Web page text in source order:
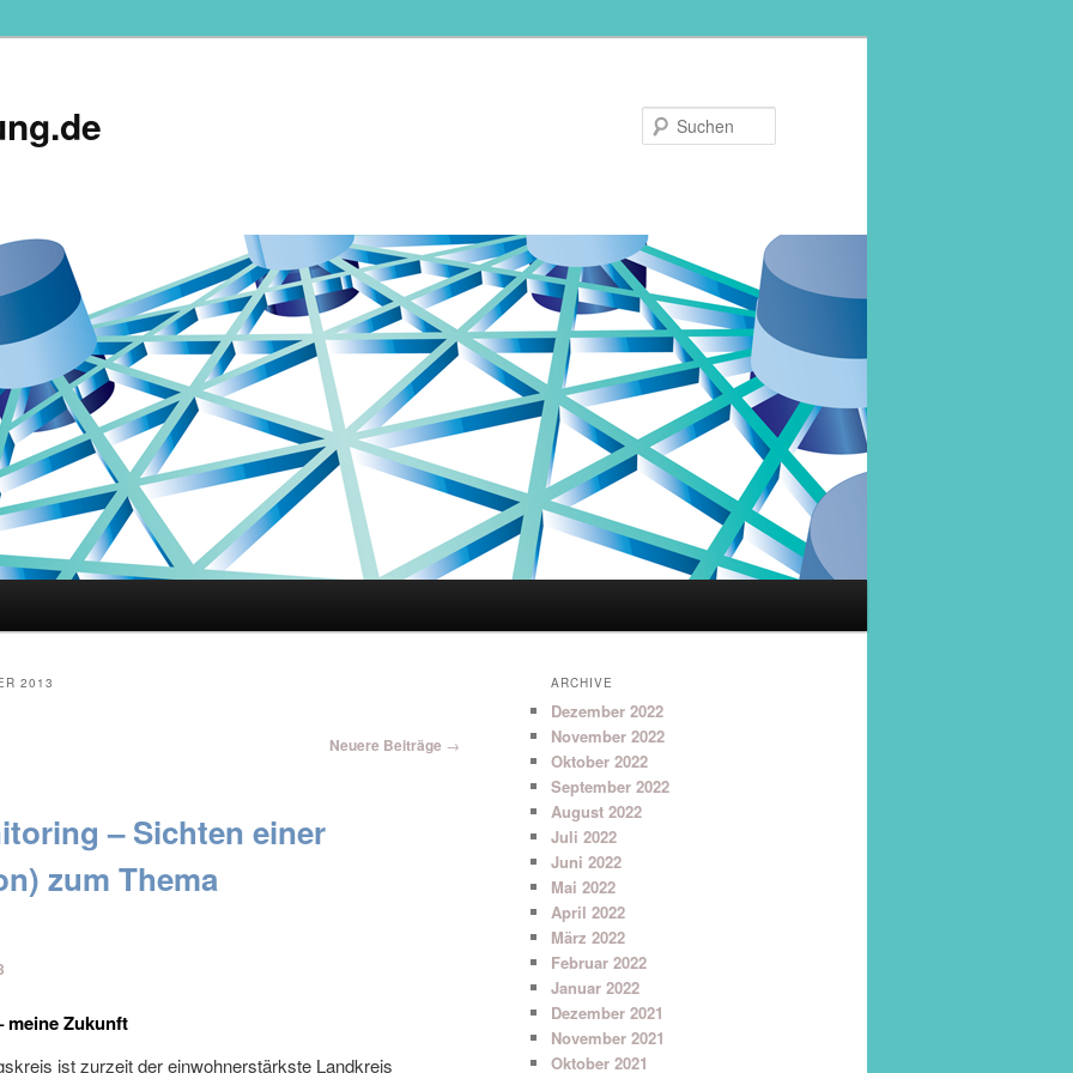
2013
Neuere Beiträge →
– Sichten einer
zum Thema
meine Zukunft
ist zurzeit der einwohnerstärkste Landkreis
ARCHIVE
Dezember 2022
November 2022
Oktober 2022
September 2022
August 2022
Juli 2022
Juni 2022
Mai 2022
April 2022
März 2022
Februar 2022
Januar 2022
Dezember 2021
November 2021
Oktober 2021